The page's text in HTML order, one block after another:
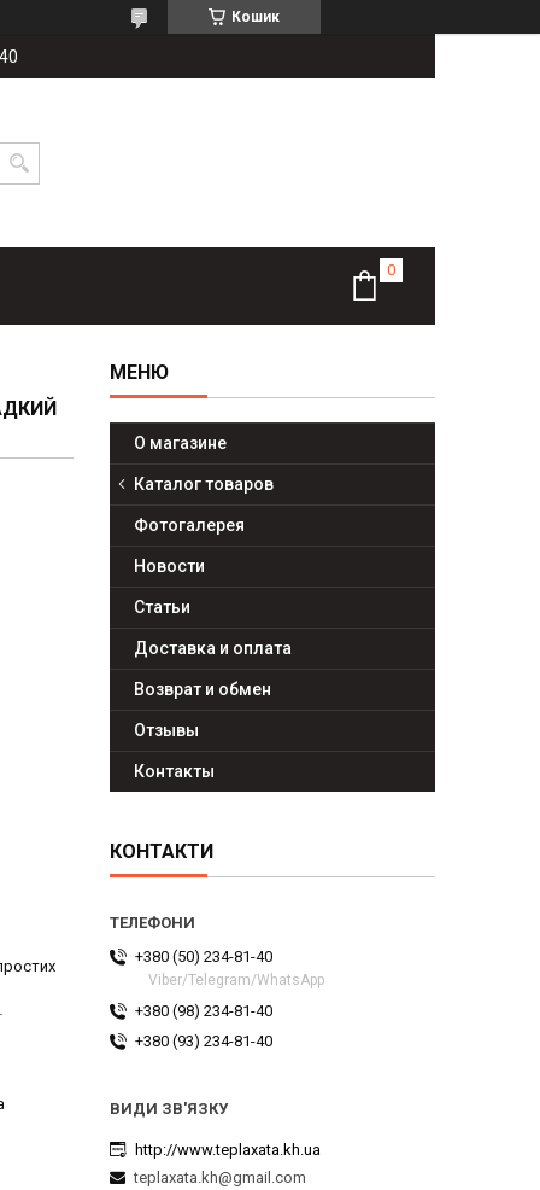
Кошик
О магазине
Каталог товаров
Фотогалерея
Новости
Статьи
Доставка и оплата
Возврат и обмен
Отзывы
Контакты
КОНТАКТИ
+380 (50) 234-81-40
Viber/Telegram/WhatsApp
+380 (98) 234-81-40
+380 (93) 234-81-40
http://www.teplaxata.kh.ua
teplaxata.kh@gmail.com